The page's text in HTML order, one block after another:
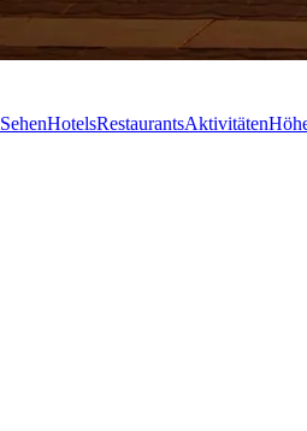
SehenHotelsRestaurantsAktivitäten